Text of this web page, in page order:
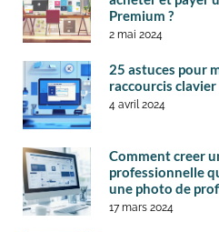
Premium ?
2 mai 2024
25 astuces pour
raccourcis
4 avril 2024
Comment creer
professionnelle
une photo de
17 mars 2024